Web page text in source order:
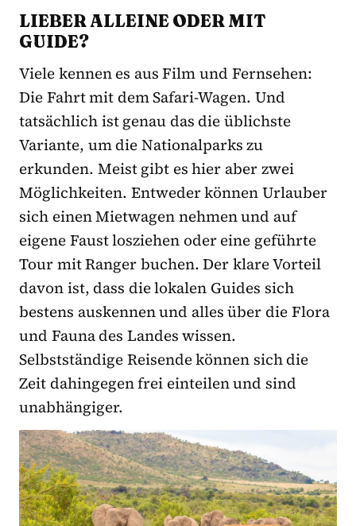
LIEBER ALLEINE ODER MIT
GUIDE?
Viele kennen es aus Film und Fernsehen:
Die Fahrt mit dem Safari-Wagen. Und
tatsächlich ist genau das die üblichste
Variante, um die Nationalparks zu
erkunden. Meist gibt es hier aber zwei
Möglichkeiten. Entweder können Urlauber
sich einen Mietwagen nehmen und auf
eigene Faust losziehen oder eine geführte
Tour mit Ranger buchen. Der klare Vorteil
davon ist, dass die lokalen Guides sich
bestens auskennen und alles über die Flora
und Fauna des Landes wissen.
Selbstständige Reisende können sich die
Zeit dahingegen frei einteilen und sind
unabhängiger.